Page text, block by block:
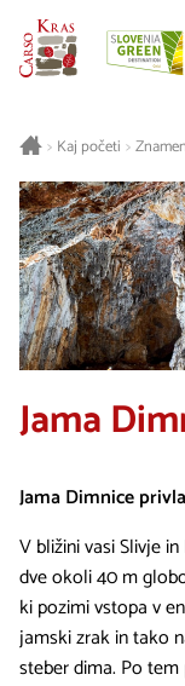
> Kaj početi >
Jama
Jama Dimnice
V bližini vasi Slivje
dve okoli 40 m
ki pozimi vstopa v
jamski zrak in tako
steber dima. Po